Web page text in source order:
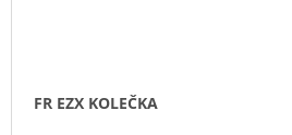
FR EZX KOLEČKA